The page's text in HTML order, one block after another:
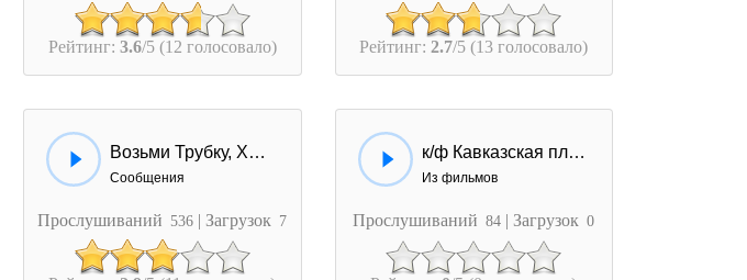
Рейтинг: 3.6/5 (12 голосовало) Рейтинг: 2.7/5 (13 голосовало)
Возьми Трубку, Хватит Дома Преть
Сообщения
Прослушиваний 536 | Загрузок 7
к/ф Кавказская пленница - Мне теперь из этого дома...
Из фильмов
Прослушиваний 84 | Загрузок 0